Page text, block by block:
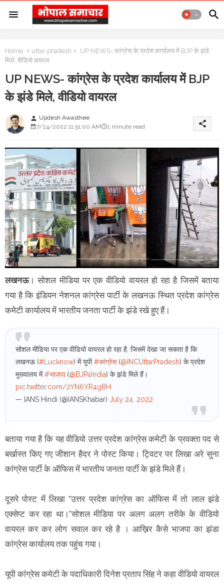
Home uttar pradesh
UP NEWS- कांग्रेस के प्रदेश कार्यालय में BJP के झंडे
मिले, वीडियो वायरल
UP NEWS- कांग्रेस के प्रदेश कार्यालय में BJP
के झंडे मिले, वीडियो वायरल
person Updesh Awasthee
7/24/2022 11:51:00 AM
1 minute read share
लखनऊ। सोशल मीडिया पर एक वीडियो वायरल हो रहा है जिसमें बताया
गया है कि इंडियन नेशनल कांग्रेस पार्टी के लखनऊ स्थित प्रदेश कांग्रेस
कमेटी कार्यालय में भारतीय जनता पार्टी के झंडे रखे हुए हैं।
सोशल मीडिया पर एक वीडियो वायरल हो रहा है, जिसमें देखा जा सकता है कि
लखनऊ (#Lucknow) में यूपी#कांग्रेस(@INCUttarPradesh) के प्रदेश
मुख्यालय में#भाजपा(@BJP4India) के झंडे मिले हैं।
pic.twitter.com/2YN6YR4gBH
— IANS Hindi (@IANSKhabar) July 24, 2022
बताया गया है कि यह वीडियो उत्तर प्रदेश कांग्रेस कमेटी के प्रवक्ता पद से
बर्खास्त किए गए जीशान हैदर ने पोस्ट किया। ट्विटर पर लिखा अरे सुना
कांग्रेस पार्टी के ऑफिस में भारतीय जनता पार्टी के झंडे मिले हैं।
दूसरे पोस्ट में लिखा "उत्तर प्रदेश कांग्रेस का ऑफिस में तो लाल झंडे
एक्सेप्ट कर रहा था।"सोशल मीडिया पर अलग अलग तरीके के वीडियो
वायरल कर कर लोग सवाल कर रहे है । आख़िर कैसे भाजपा का झंडा
कांग्रेस कार्यालय तक पहुंच गया।
यूपी कांग्रेस कमेटी के पदाधिकारी दिनेश प्रताप सिंह ने कहा वीडियो वायरल